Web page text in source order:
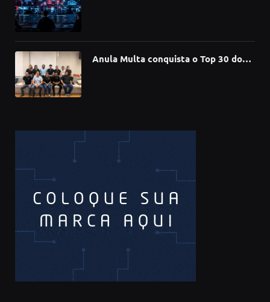
Anula Multa conquista o Top 30 do